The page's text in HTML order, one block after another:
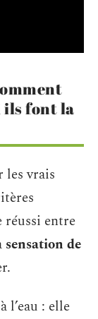
ils font la
les vrais
réussi entre
sensation de
l’eau : elle